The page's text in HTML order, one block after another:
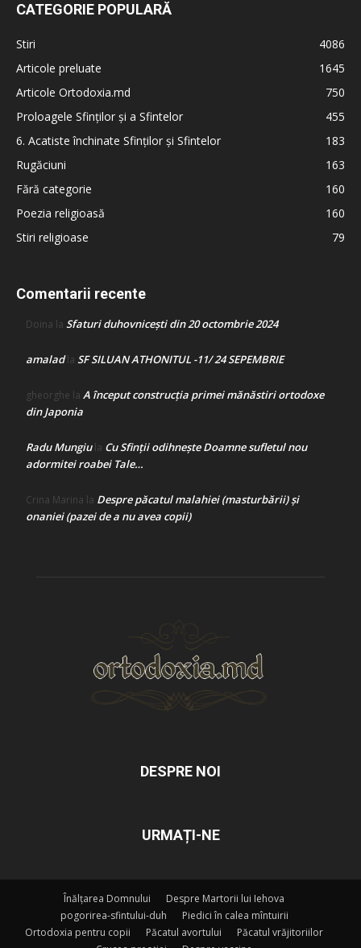
CATEGORIE POPULARĂ
Stiri
4086
Articole preluate
1645
Articole Ortodoxia.md
750
Proloagele Sfinților și a Sfintelor
455
6. Acatiste închinate Sfinților și Sfintelor
183
Rugăciuni
163
Fără categorie
160
Poezia religioasă
160
Stiri religioase
79
Comentarii recente
Doina la Sfaturi duhovnicești din 20 octombrie 2024
amaladla SF SILUAN ATHONITUL -11/ 24 SEPEMBRIE
gheorghe la A început construcţia primei mănăstiri ortodoxe
din Japonia
Radu Mungiula Cu Sfinții odihnește Doamne sufletul nou
adormitei roabei Tale…
Crina Marina la Despre păcatul malahiei (masturbării) şi
onaniei (pazei de a nu avea copii)
DESPRE NOI
URMAȚI-NE
Înălțarea Domnului
Despre Martorii lui Iehova
pogorirea-sfintului-duh
Piedici în calea mîntuirii
Ortodoxia pentru copii
Păcatul avortului
Păcatul vrăjitoriilor